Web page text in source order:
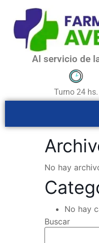
Al servicio de
Turno 24 hs.
No hay
No hay
Buscar